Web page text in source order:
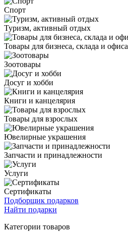
Спорт
Туризм, активный отдых
Товары для бизнеса, склада и офиса
Зоотовары
Досуг и хобби
Книги и канцелярия
Товары для взрослых
Ювелирные украшения
Запчасти и принадлежности
Услуги
Сертификаты
Подборщик подарков
Найти подарки
Категории товаров